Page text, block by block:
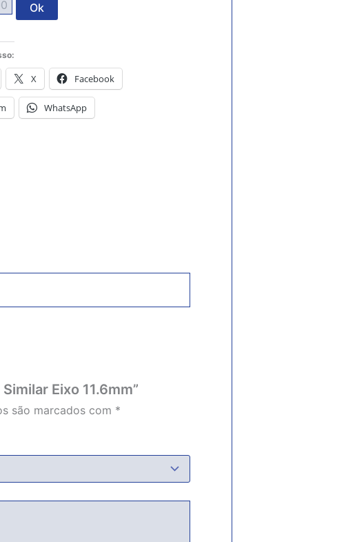
Ok
X Facebook
WhatsApp
Eixo 11.6mm”
são marcados com *